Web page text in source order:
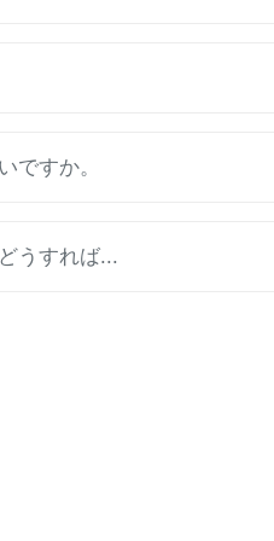
ですか。
うすれば...